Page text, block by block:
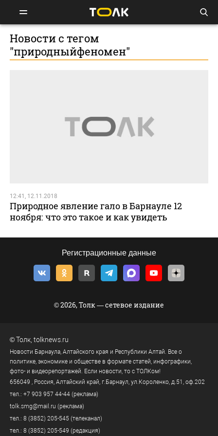
Новости с тегом
"природныйфеномен"
12:41, 12.11.2018
Природное явление гало в Барнауле 12
ноября: что это такое и как увидеть
Регистрационные данные
© 2026, Толк — сетевое издание
©Толк, tolknews.ru
Новости Барнаула, Алтайского края и Республики Алтай. Все о
политике, экономике и обществе в формате статей, инфографики,
фото- и видеорепортажей. Если новости, то с ТОЛКом!
656049 , Россия, Алтайский край, г.Барнаул, ул.Короленко, д.51, оф.202
тел.: +7 903 957 44-44 (реклама)
tolk.smg@mail.ru (реклама)
тел.: 8 (3852) 205-545 (телеканал)
тел.: 8 (3852) 205-549 (редакция)